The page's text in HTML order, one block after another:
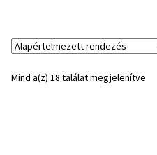
Mind a(z) 18 találat megjelenítve